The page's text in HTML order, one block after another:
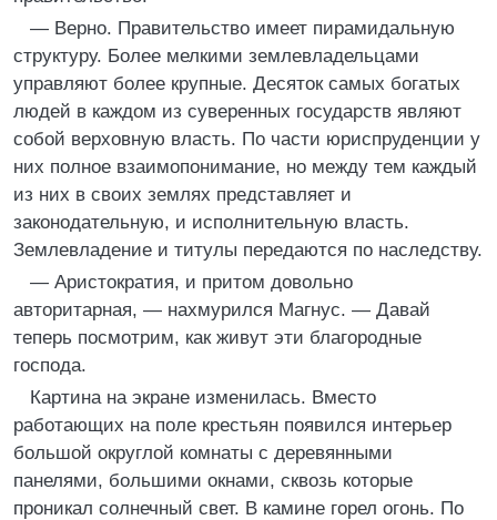
— Верно. Правительство имеет пирамидальную
структуру. Более мелкими землевладельцами
управляют более крупные. Десяток самых богатых
людей в каждом из суверенных государств являют
собой верховную власть. По части юриспруденции у
них полное взаимопонимание, но между тем каждый
из них в своих землях представляет и
законодательную, и исполнительную власть.
Землевладение и титулы передаются по наследству.
— Аристократия, и притом довольно
авторитарная, — нахмурился Магнус. — Давай
теперь посмотрим, как живут эти благородные
господа.
Картина на экране изменилась. Вместо
работающих на поле крестьян появился интерьер
большой округлой комнаты с деревянными
панелями, большими окнами, сквозь которые
проникал солнечный свет. В камине горел огонь. По